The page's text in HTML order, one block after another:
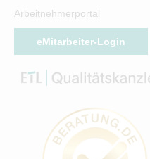
Arbeitnehmerportal
eMitarbeiter-Login